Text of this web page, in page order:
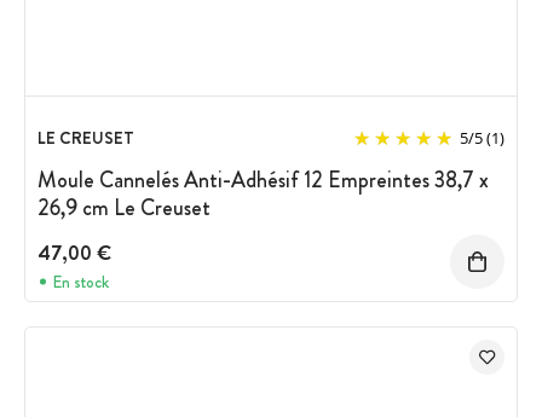
LE CREUSET 5/5(1)
Moule Cannelés Anti-Adhésif 12 Empreintes 38,7 x
26,9 cm Le Creuset
47,00 €
En stock